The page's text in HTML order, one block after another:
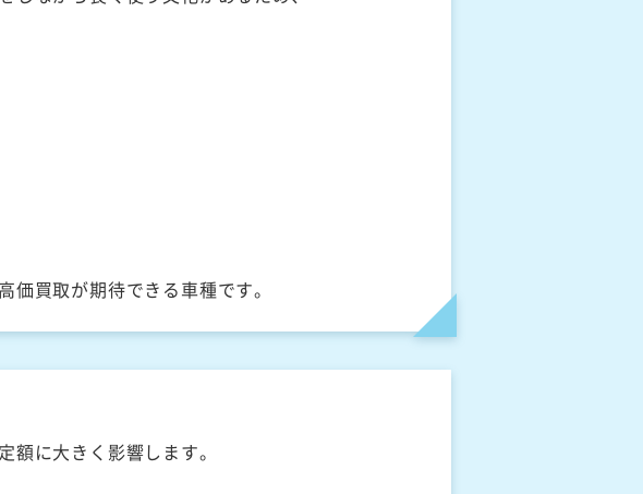
買取が期待できる車種です。
に大きく影響します。